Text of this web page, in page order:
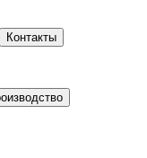
Контакты